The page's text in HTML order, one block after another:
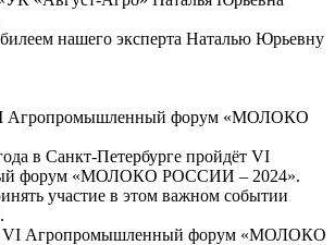
Агропромышленный форум «МОЛОКО
в Санкт-Петербурге пройдёт VI
форум «МОЛОКО РОССИИ – 2024».
участие в этом важном событии